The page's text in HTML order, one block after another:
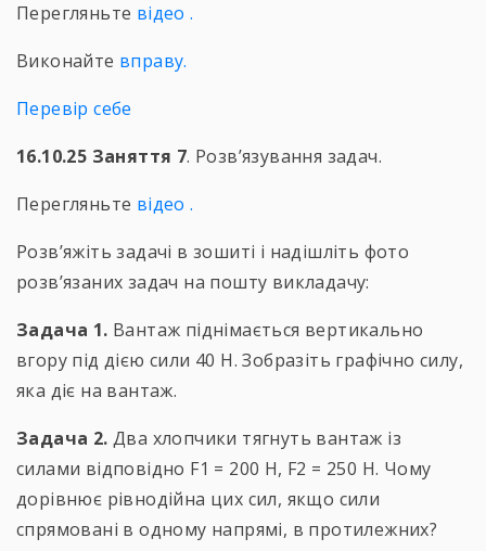
Перегляньте відео .
Виконайте вправу.
Перевір себе
16.10.25 Заняття 7. Розв’язування задач.
Перегляньте відео .
Розв’яжіть задачі в зошиті і надішліть фото
розв’язаних задач на пошту викладачу:
Задача 1. Вантаж піднімається вертикально
вгору під дією сили 40 Н. Зобразіть графічно силу,
яка діє на вантаж.
Задача 2. Два хлопчики тягнуть вантаж із
силами відповідно F1 = 200 Н, F2 = 250 Н. Чому
дорівнює рівнодійна цих сил, якщо сили
спрямовані в одному напрямі, в протилежних?